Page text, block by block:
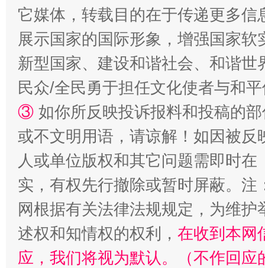
国家大学科技园优化重塑工作
它媒体，转载目的在于传递更多
展示国家的国际形象，增强国家
新型国家、建设和谐社会、和谐
民众/全民勇于担任文化使者与和
③ 如你所反映投诉报料和投稿的
或不文明用语，请谅解！如因被
人或单位版权和其它问题需即时在
实，有权先行撤除或暂时屏蔽。
网根据有关法律法规规定，为维
述权和知情权的权利， 在收到本网
应，我们将视为默认。（不作回应